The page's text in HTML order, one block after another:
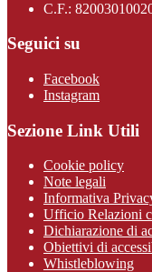
C.F.:
Seguici su
Facebook
Instagram
Sezione Link Utili
Cookie policy
Note legali
Informativa
Ufficio Relazioni
Dichiarazione di
Obiettivi di
Whistleblowing